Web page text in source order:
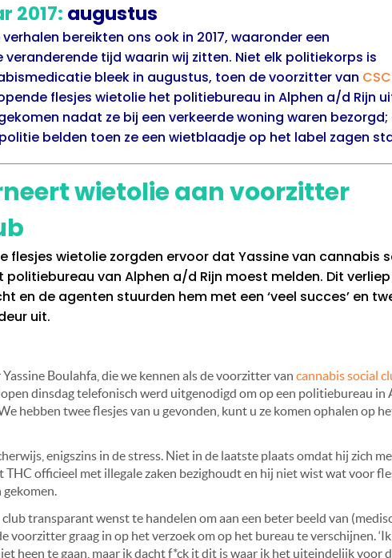
2017: augustus
bereikten ons ook in 2017, waaronder een
tijd waarin wij zitten. Niet elk politiekorps is
bleek in augustus, toen de voorzitter van CSC
flesjes wietolie het politiebureau in Alphen a/d Rijn
nadat ze bij een verkeerde woning waren bezorgd;
belden toen ze een wietblaadje op het label zagen
wietolie aan voorzitter
flesjes wietolie zorgden ervoor dat Yassine van cannabis
politiebureau van Alphen a/d Rijn moest melden. Dit
en de agenten stuurden hem met een ‘veel succes’ en
uit.
Boulahfa, die we kennen als de voorzitter van cannabis social
dinsdag telefonisch werd uitgenodigd om op een politiebureau in
hebben twee flesjes van u gevonden, kunt u ze komen ophalen op
enigszins in de stress. Niet in de laatste plaats omdat hij zich
officieel met illegale zaken bezighoudt en hij niet wist wat voor
club transparant wenst te handelen om aan een beter beeld van
voorzitter graag in op het verzoek om op het bureau te verschijnen. ‘
heen te gaan, maar ik dacht f*ck it dit is waar ik het uiteindelijk voor